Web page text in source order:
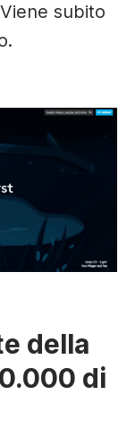
subito
della
di